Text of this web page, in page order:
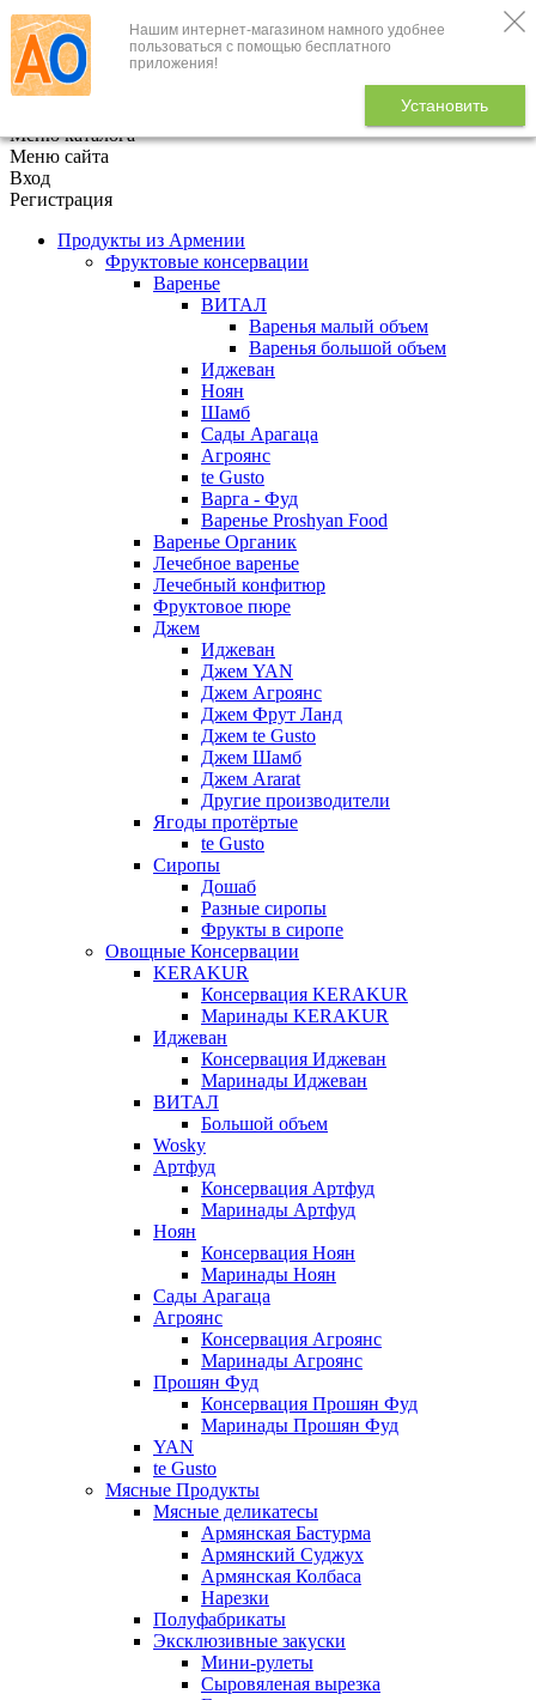
Нашим интернет-магазином намного удобнее
пользоваться с помощью бесплатного
приложения!
Установить
+7 (495) 646-888-1
В корзине
Меню каталога
Меню сайта
Вход
Регистрация
Продукты из Армении
Фруктовые консервации
Варенье
ВИТАЛ
Варенья малый объем
Варенья большой объем
Иджеван
Ноян
Шамб
Сады Арагаца
Агроянс
te Gusto
Варга - Фуд
Варенье Proshyan Food
Варенье Органик
Лечебное варенье
Лечебный конфитюр
Фруктовое пюре
Джем
Иджеван
Джем YAN
Джем Агроянс
Джем Фрут Ланд
Джем te Gusto
Джем Шамб
Джем Ararat
Другие производители
Ягоды протёртые
te Gusto
Сиропы
Дошаб
Разные сиропы
Фрукты в сиропе
Овощные Консервации
KERAKUR
Консервация KERAKUR
Маринады KERAKUR
Иджеван
Консервация Иджеван
Маринады Иджеван
ВИТАЛ
Большой объем
Wosky
Артфуд
Консервация Артфуд
Маринады Артфуд
Ноян
Консервация Ноян
Маринады Ноян
Сады Арагаца
Агроянс
Консервация Агроянс
Маринады Агроянс
Прошян Фуд
Консервация Прошян Фуд
Маринады Прошян Фуд
YAN
te Gusto
Мясные Продукты
Мясные деликатесы
Армянская Бастурма
Армянский Суджух
Армянская Колбаса
Нарезки
Полуфабрикаты
Эксклюзивные закуски
Мини-рулеты
Сыровяленая вырезка